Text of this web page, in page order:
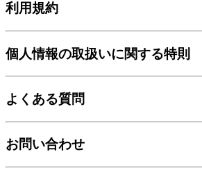
利用規約
個人情報の取扱いに関する特則
よくある質問
お問い合わせ